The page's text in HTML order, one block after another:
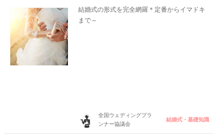
結婚式の形式を完全網羅＊定番からイマドキ
まで～
全国ウェディングプラ
ンナー協議会
結婚式・基礎知識